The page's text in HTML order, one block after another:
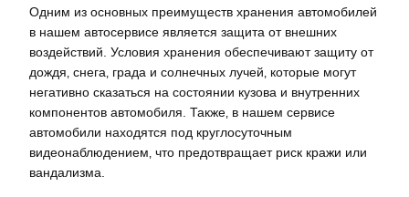
Одним из основных преимуществ хранения автомобилей
в нашем автосервисе является защита от внешних
воздействий. Условия хранения обеспечивают защиту от
дождя‚ снега‚ града и солнечных лучей‚ которые могут
негативно сказаться на состоянии кузова и внутренних
компонентов автомобиля. Также‚ в нашем сервисе
автомобили находятся под круглосуточным
видеонаблюдением‚ что предотвращает риск кражи или
вандализма.